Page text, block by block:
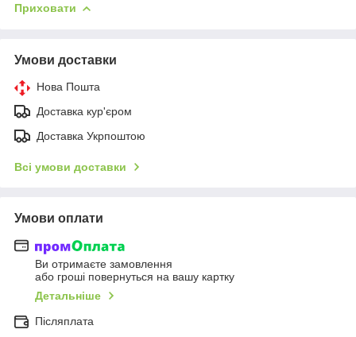
Приховати
Умови доставки
Нова Пошта
Доставка кур'єром
Доставка Укрпоштою
Всі умови доставки
Умови оплати
Ви отримаєте замовлення
або гроші повернуться на вашу картку
Детальніше
Післяплата